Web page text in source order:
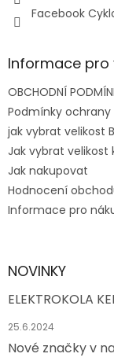
Facebook
Informace pro
OBCHODNÍ
Podmínky
jak vybrat velikost
Jak vybrat velikost
Jak nakupovat
Hodnocení
Informace pro
NOVINKY
ELEKTROKOLA
25.6.2024
Nové značky v